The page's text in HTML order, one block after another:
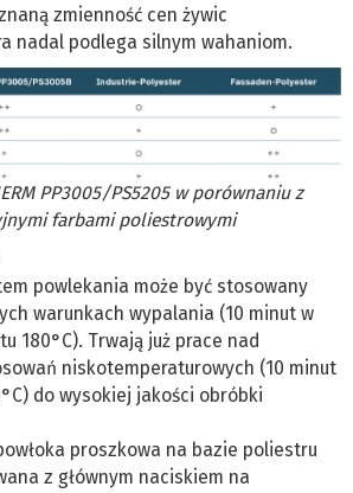
zmienność cen żywic
nadal podlega silnym wahaniom.
PP3005/PS5205 w porównaniu z
farbami poliestrowymi
powlekania może być stosowany
warunkach wypalania (10 minut w
180°C). Trwają już prace nad
niskotemperaturowych (10 minut
do wysokiej jakości obróbki
proszkowa na bazie poliestru
z głównym naciskiem na